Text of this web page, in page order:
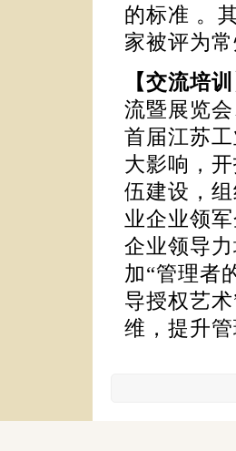
的标准 。
家被评为
【交流培
流暨展览
首届江苏
大影响，
伍建设，
业企业领
企业领导
加“管理者
导授权艺
维，提升